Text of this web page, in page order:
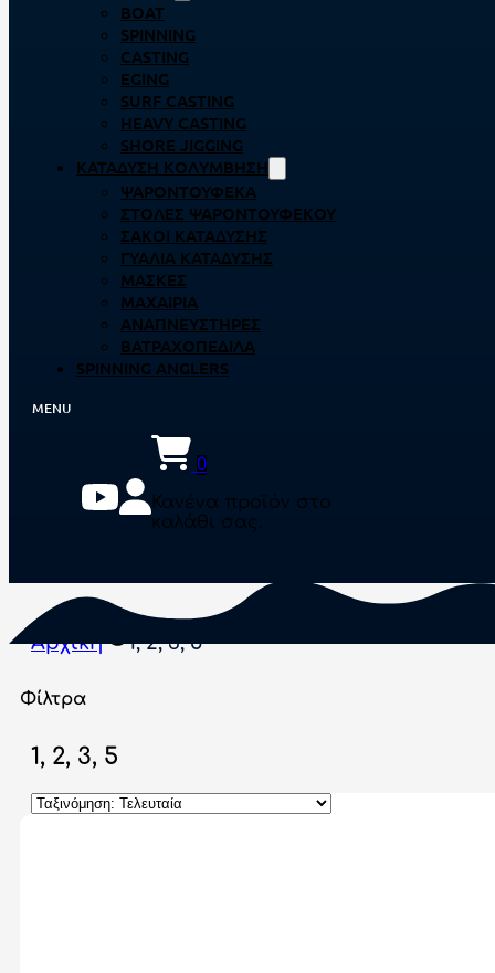
BOAT
SPINNING
CASTING
EGING
SURF CASTING
HEAVY CASTING
SHORE JIGGING
ΚΑΤΆΔΥΣΗ ΚΟΛΎΜΒΗΣΗ
ΨΑΡΟΝΤΟΎΦΕΚΑ
ΣΤΟΛΈΣ ΨΑΡΟΝΤΟΎΦΕΚΟΥ
ΣΆΚΟΙ ΚΑΤΆΔΥΣΗΣ
ΓΥΑΛΙΆ ΚΑΤΆΔΥΣΗΣ
ΜΆΣΚΕΣ
ΜΑΧΑΊΡΙΑ
ΑΝΑΠΝΕΥΣΤΉΡΕΣ
ΒΑΤΡΑΧΟΠΈΔΙΛΑ
SPINNING ANGLERS
0
Κανένα προϊόν στο
καλάθι σας.
Αρχική 1, 2, 3, 5
Φίλτρα
1, 2, 3, 5